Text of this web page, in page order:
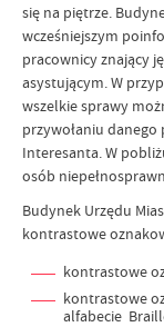
się na piętrze.
wcześniejszym
pracownicy znający
asystującym. W
wszelkie sprawy
przywołaniu danego
Interesanta. W
osób
Budynek Urzędu
kontrastowe
kontrastowe
kontrastowe
alfabecie